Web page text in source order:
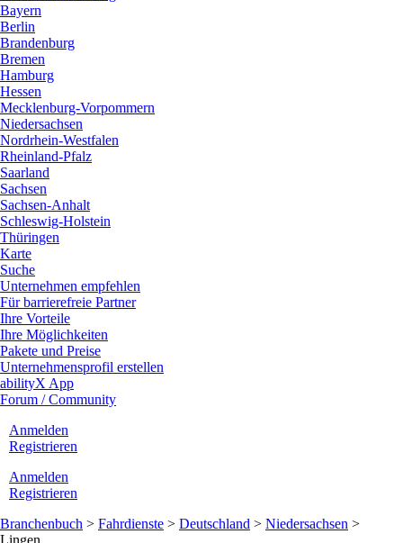
Bayern
Berlin
Brandenburg
Bremen
Hamburg
Hessen
Mecklenburg-Vorpommern
Niedersachsen
Nordrhein-Westfalen
Rheinland-Pfalz
Saarland
Sachsen
Sachsen-Anhalt
Schleswig-Holstein
Thüringen
Karte
Suche
Unternehmen empfehlen
Für barrierefreie Partner
Ihre Vorteile
Ihre Möglichkeiten
Pakete und Preise
Unternehmensprofil erstellen
abilityX App
Forum / Community
Anmelden
Registrieren
Anmelden
Registrieren
Branchenbuch > Fahrdienste > Deutschland > Niedersachsen >
Lingen